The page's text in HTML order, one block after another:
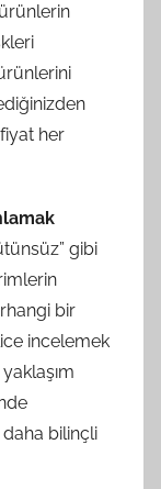
her
gibi
bir
incelemek
bilinçli